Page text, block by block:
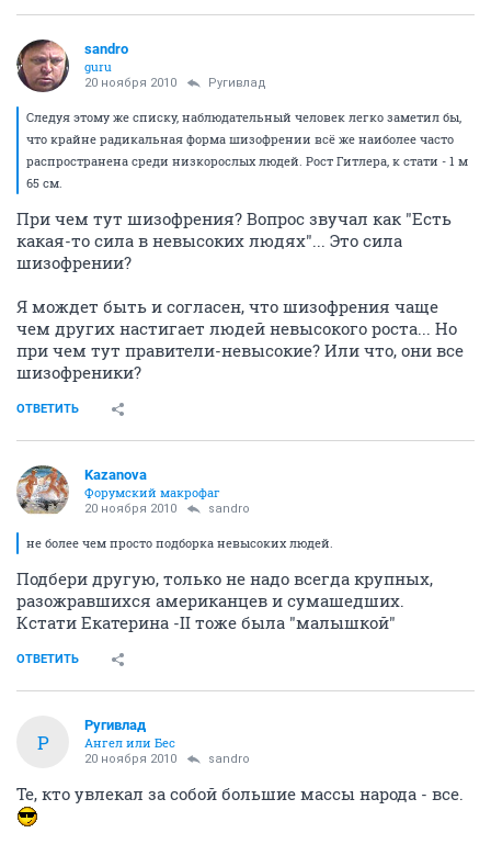
sandro
guru
20 ноября 2010 Ругивлад
Следуя этому же списку, наблюдательный человек легко заметил бы,
что крайне радикальная форма шизофрении всё же наиболее часто
распространена среди низкорослых людей. Рост Гитлера, к стати - 1 м
65 см.
При чем тут шизофрения? Вопрос звучал как "Есть
какая-то сила в невысоких людях"... Это сила
шизофрении?
Я мождет быть и согласен, что шизофрения чаще
чем других настигает людей невысокого роста... Но
при чем тут правители-невысокие? Или что, они все
шизофреники?
ОТВЕТИТЬ
Kazanova
Форумский макрофаг
20 ноября 2010 sandro
не более чем просто подборка невысоких людей.
Подбери другую, только не надо всегда крупных,
разожравшихся американцев и сумашедших.
Кстати Екатерина -II тоже была "малышкой"
ОТВЕТИТЬ
Р
Ругивлад
Ангел или Бес
20 ноября 2010 sandro
Те, кто увлекал за собой большие массы народа - все.